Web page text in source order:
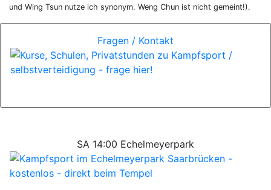
und Wing Tsun nutze ich synonym. Weng Chun ist nicht gemeint!).
Fragen / Kontakt
SA 14:00 Echelmeyerpark